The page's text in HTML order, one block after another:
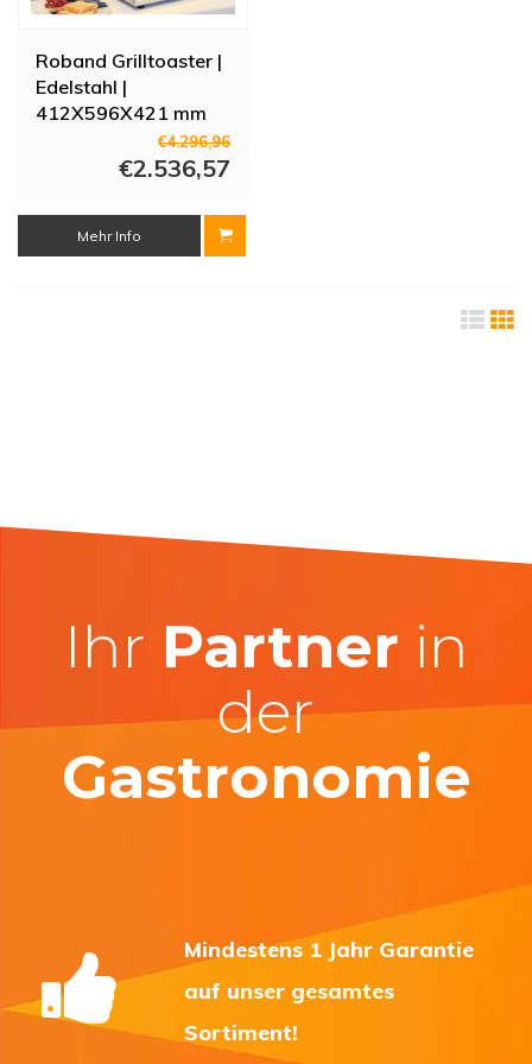
Roband Grilltoaster |
Edelstahl |
412X596X421 mm
€4.296,96
€2.536,57
Mehr Info
Ihr Partner in
der
Gastronomie
Mindestens 1 Jahr Garantie
auf unser gesamtes
Sortiment!